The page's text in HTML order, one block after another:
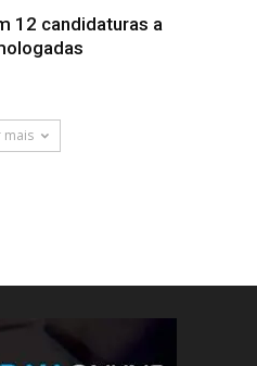
12 candidaturas a
mais